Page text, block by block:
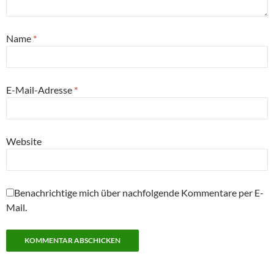
Name *
E-Mail-Adresse *
Website
Benachrichtige mich über nachfolgende Kommentare per E-
Mail.